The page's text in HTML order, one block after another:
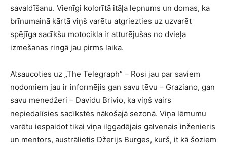
savaldīšanu. Vienīgi kolorītā itāļa lepnums un domas, ka
brīnumainā kārtā viņš varētu atgriezties uz uzvarēt
spējīga sacīkšu motocikla ir atturējušas no dvieļa
izmešanas ringā jau pirms laika.
Atsaucoties uz „The Telegraph” – Rosi jau par saviem
nodomiem jau ir informējis gan savu tēvu – Graziano, gan
savu menedžeri – Davidu Brivio, ka viņš vairs
nepiedalīsies sacīkstēs nākošajā sezonā. Viņa lēmumu
varētu iespaidot tikai viņa ilggadējais galvenais inženieris
un mentors, austrālietis Džerijs Burges, kurš, it kā šoziem